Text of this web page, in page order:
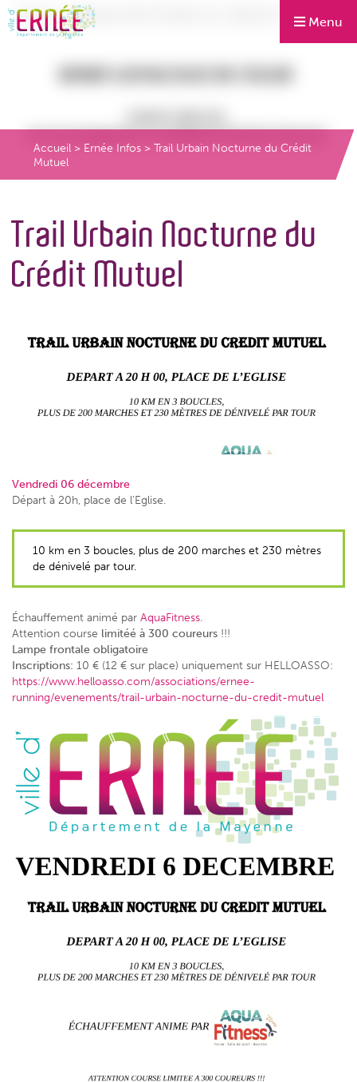
Menu
Accueil > Ernée Infos > Trail Urbain Nocturne du Crédit
Mutuel
Trail Urbain Nocturne du
Crédit Mutuel
Vendredi 06 décembre
Départ à 20h, place de l’Eglise.
10 km en 3 boucles, plus de 200 marches et 230 mètres
de dénivelé par tour.
Échauffement animé par AquaFitness.
Attention course limitéé à 300 coureurs !!!
Lampe frontale obligatoire
Inscriptions: 10 € (12 € sur place) uniquement sur HELLOASSO:
https://www.helloasso.com/associations/ernee-
running/evenements/trail-urbain-nocturne-du-credit-mutuel